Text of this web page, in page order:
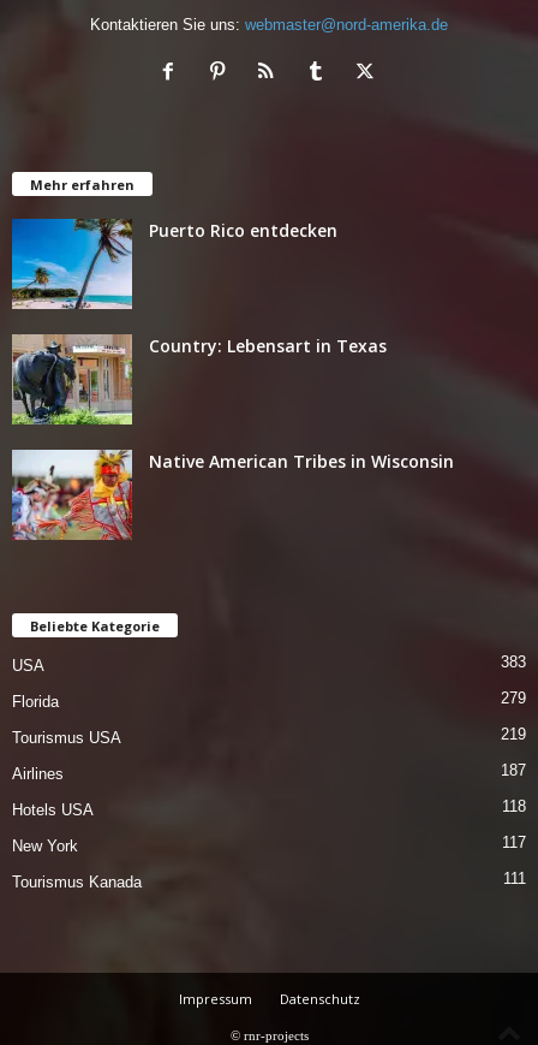
Kontaktieren Sie uns: webmaster@nord-amerika.de
Mehr erfahren
Puerto Rico entdecken
Country: Lebensart in Texas
Native American Tribes in Wisconsin
Beliebte Kategorie
USA 383
Florida 279
Tourismus USA 219
Airlines 187
Hotels USA 118
New York 117
Tourismus Kanada 111
Impressum Datenschutz
© rnr-projects